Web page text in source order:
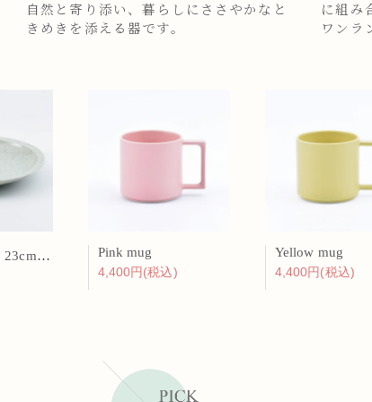
自然と寄り添い、暮らしにささやかなと
きめきを添える器です。
に組み
ワンラ
リムプレート 23cm 呉須散
Pink mug
4,400円(税込)
Yellow mug
4,400円(税込)